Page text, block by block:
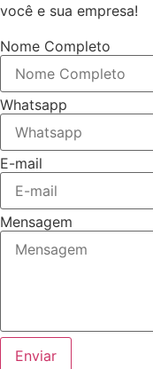
você e sua empresa!
Nome Completo
Whatsapp
E-mail
Mensagem
Enviar